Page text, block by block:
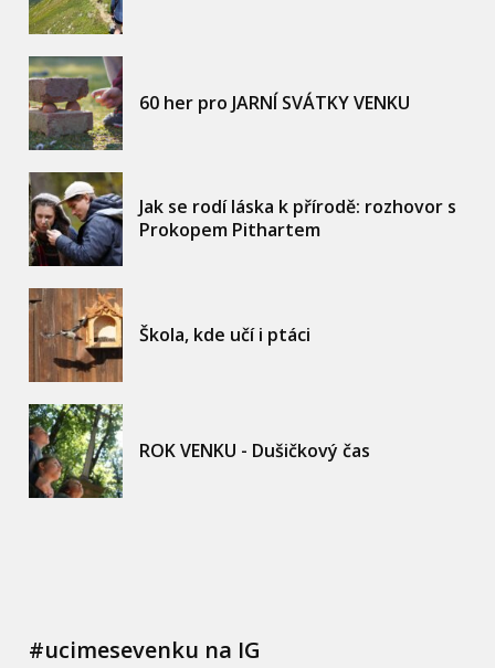
60 her pro JARNÍ SVÁTKY VENKU
Jak se rodí láska k přírodě: rozhovor s
Prokopem Pithartem
Škola, kde učí i ptáci
ROK VENKU - Dušičkový čas
#ucimesevenku na IG